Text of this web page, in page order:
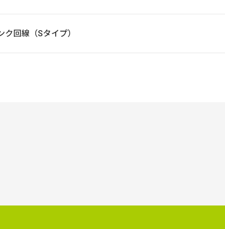
回線（Sタイプ）